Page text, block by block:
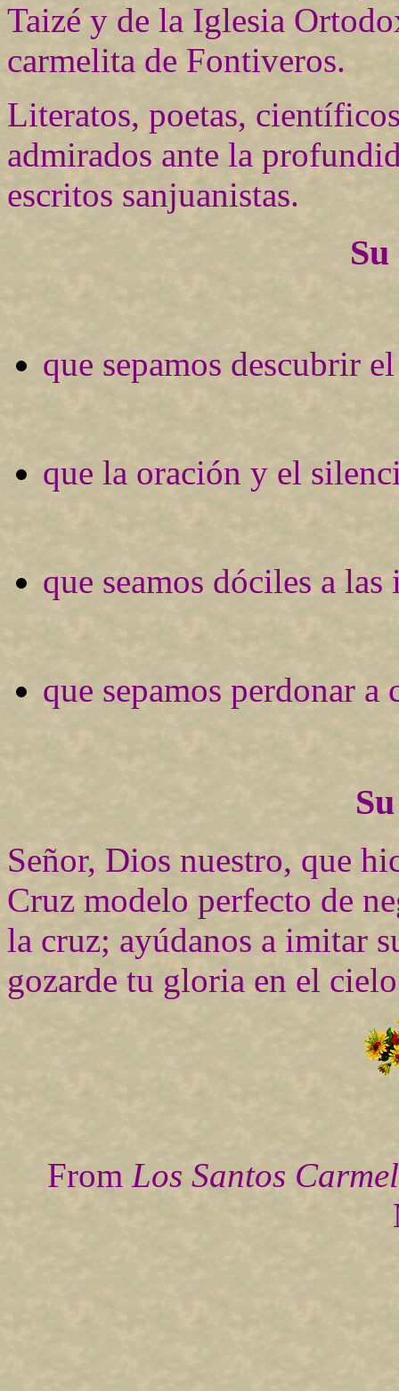
Taizé y de la Iglesia
carmelita de Fontiveros.
Literatos, poetas,
admirados ante la
escritos sanjuanistas.
que sepamos descubrir
que la oración y el
que seamos dóciles a
que sepamos perdonar a
Señor, Dios nuestro, que
Cruz modelo perfecto de
la cruz; ayúdanos a imitar
gozarde tu gloria en el
From Los Santos